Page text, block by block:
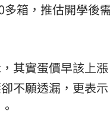
多箱，推估開學後
其實蛋價早該上
不願透漏，更表